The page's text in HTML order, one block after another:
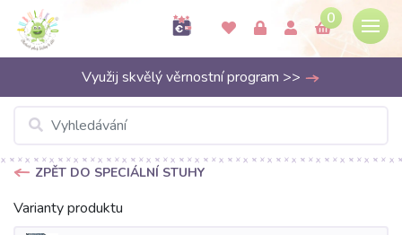
0
Využij skvělý věrnostní program >>
ZPĚT DO SPECIÁLNÍ STUHY
Varianty produktu